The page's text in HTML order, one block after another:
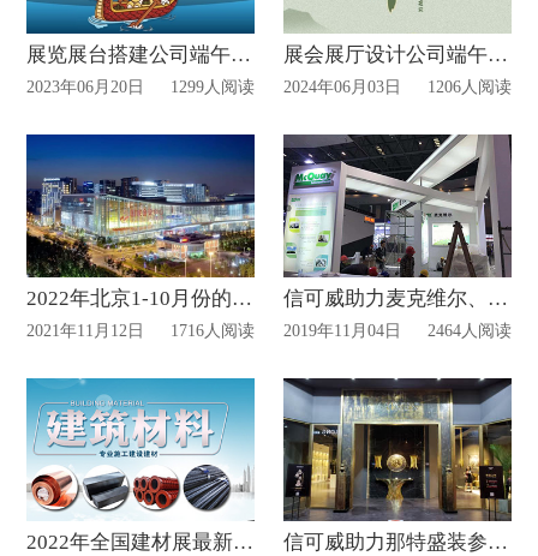
展览展台搭建公司端午放假通知
2023年06月20日 1299人阅读
展会展厅设计公司端午放假通知
2024年06月03日 1206人阅读
2022年北京1-10月份的展会计划表
2021年11月12日 1716人阅读
信可威助力麦克维尔、爱美克参展2019CIPM重庆药机展
2019年11月04日 2464人阅读
2022年全国建材展最新时间排期表 信可威助力那特盛装参展第43届广州国际家博会